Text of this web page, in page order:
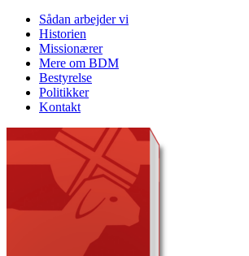
Sådan arbejder vi
Historien
Missionærer
Mere om BDM
Bestyrelse
Politikker
Kontakt